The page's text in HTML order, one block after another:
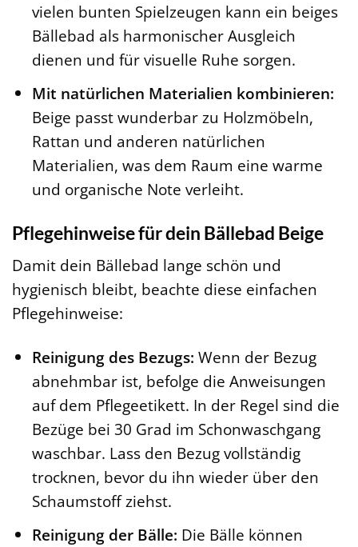
vielen bunten Spielzeugen kann ein beiges
Bällebad als harmonischer Ausgleich
dienen und für visuelle Ruhe sorgen.
Mit natürlichen Materialien kombinieren:
Beige passt wunderbar zu Holzmöbeln,
Rattan und anderen natürlichen
Materialien, was dem Raum eine warme
und organische Note verleiht.
Pflegehinweise für dein Bällebad Beige
Damit dein Bällebad lange schön und
hygienisch bleibt, beachte diese einfachen
Pflegehinweise:
Reinigung des Bezugs: Wenn der Bezug
abnehmbar ist, befolge die Anweisungen
auf dem Pflegeetikett. In der Regel sind die
Bezüge bei 30 Grad im Schonwaschgang
waschbar. Lass den Bezug vollständig
trocknen, bevor du ihn wieder über den
Schaumstoff ziehst.
Reinigung der Bälle: Die Bälle können